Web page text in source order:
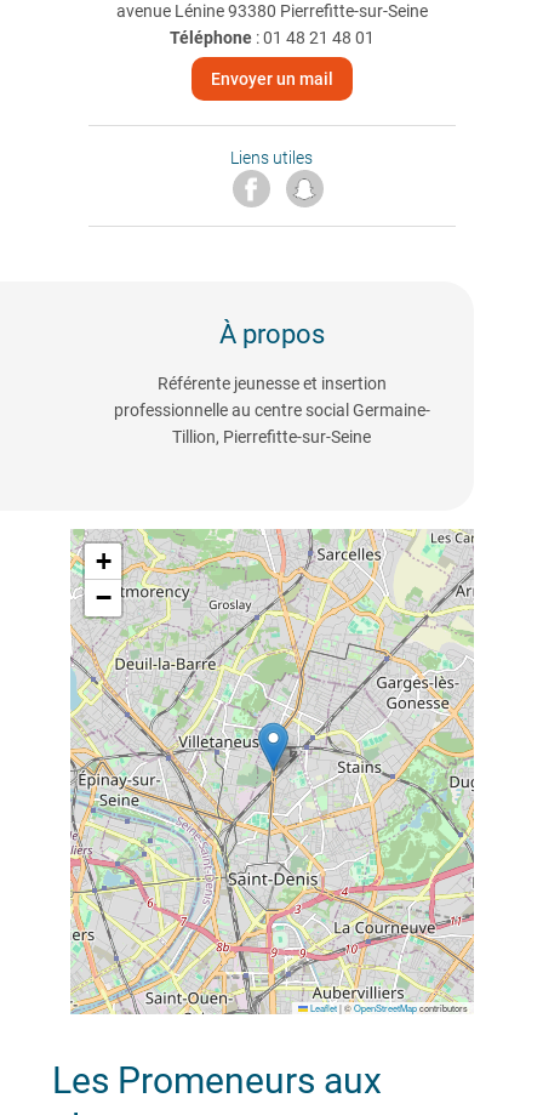
avenue Lénine 93380 Pierrefitte-sur-Seine
Téléphone:01 48 21 48 01
Envoyer un mail
Liens utiles
À propos
Référente jeunesse et insertion
professionnelle au centre social Germaine-
Tillion, Pierrefitte-sur-Seine
+
−
Leaflet |©OpenStreetMapcontributors
Les Promeneurs aux